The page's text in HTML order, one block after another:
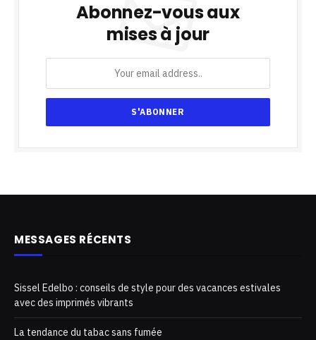
Abonnez-vous aux
mises à jour
MESSAGES RÉCENTS
Sissel Edelbo : conseils de style pour des vacances estivales
avec des imprimés vibrants
La tendance du tabac sans fumée